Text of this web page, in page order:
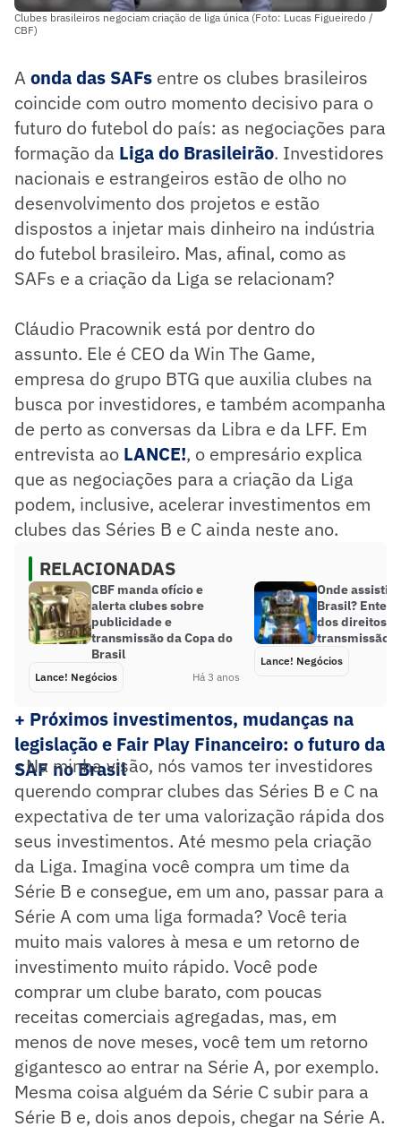
Clubes brasileiros negociam criação de liga única (Foto: Lucas Figueiredo /
CBF)
Aonda das SAFs entre os clubes brasileiros
coincide com outro momento decisivo para o
futuro do futebol do país: as negociações para
formação da Liga do Brasileirão. Investidores
nacionais e estrangeiros estão de olho no
desenvolvimento dos projetos e estão
dispostos a injetar mais dinheiro na indústria
do futebol brasileiro. Mas, afinal, como as
SAFs e a criação da Liga se relacionam?
Cláudio Pracownik está por dentro do
assunto. Ele é CEO da Win The Game,
empresa do grupo BTG que auxilia clubes na
busca por investidores, e também acompanha
de perto as conversas da Libra e da LFF. Em
entrevista ao LANCE!, o empresário explica
que as negociações para a criação da Liga
podem, inclusive, acelerar investimentos em
clubes das Séries B e C ainda neste ano.
RELACIONADAS
CBF manda ofício e
alerta clubes sobre
publicidade e
transmissão da Copa do
Brasil
Lance! Negócios Há 3 anos
Onde assistir
Brasil?
dos direitos
transmissão
Lance! Negócios
+ Próximos investimentos, mudanças na
legislação e Fair Play Financeiro: o futuro da
SAF no Brasil
- Na minha visão, nós vamos ter investidores
querendo comprar clubes das Séries B e C na
expectativa de ter uma valorização rápida dos
seus investimentos. Até mesmo pela criação
da Liga. Imagina você compra um time da
Série B e consegue, em um ano, passar para a
Série A com uma liga formada? Você teria
muito mais valores à mesa e um retorno de
investimento muito rápido. Você pode
comprar um clube barato, com poucas
receitas comerciais agregadas, mas, em
menos de nove meses, você tem um retorno
gigantesco ao entrar na Série A, por exemplo.
Mesma coisa alguém da Série C subir para a
Série B e, dois anos depois, chegar na Série A.